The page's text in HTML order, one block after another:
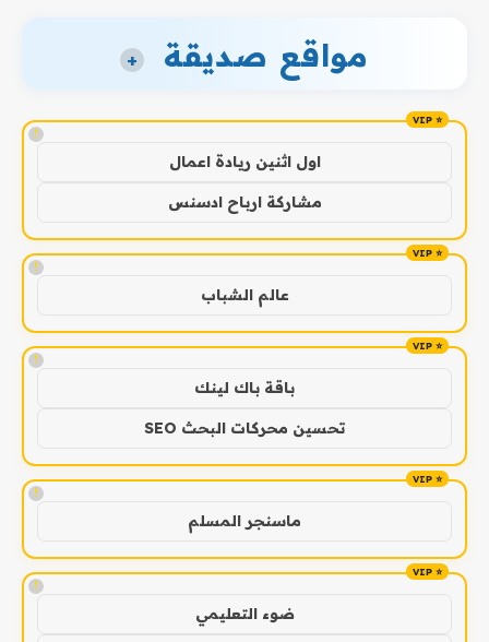
مواقع صديقة +
!
اول اثنين ريادة اعمال
مشاركة ارباح ادسنس
!
عالم الشباب
!
باقة باك لينك
تحسين محركات البحث SEO
!
ماسنجر المسلم
!
ضوء التعليمي